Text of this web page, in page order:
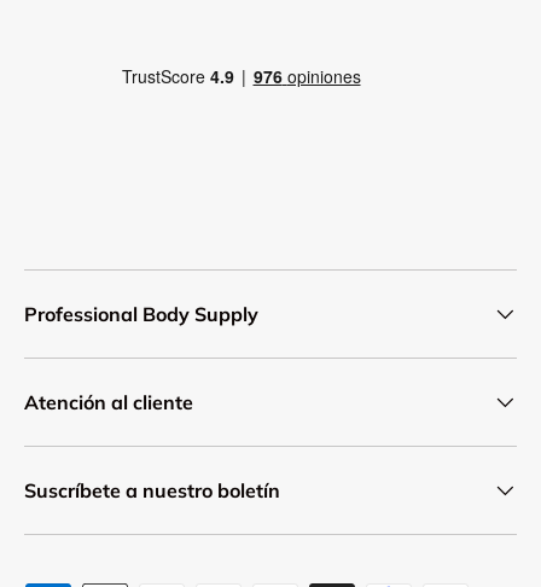
Professional Body Supply
Atención al cliente
Suscríbete a nuestro boletín